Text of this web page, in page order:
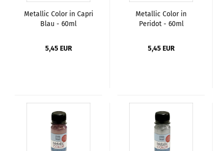
Metallic Color in Capri
Blau - 60ml
5,45 EUR
Metallic Color in
Peridot - 60ml
5,45 EUR